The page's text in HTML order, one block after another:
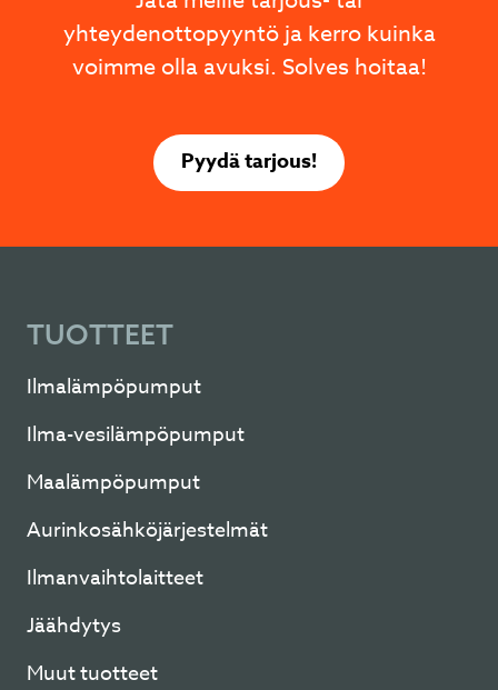
yhteydenottopyyntö ja kerro kuinka
voimme olla avuksi. Solves hoitaa!
Pyydä tarjous!
TUOTTEET
Ilmalämpöpumput
Ilma-vesilämpöpumput
Maalämpöpumput
Aurinkosähköjärjestelmät
Ilmanvaihtolaitteet
Jäähdytys
Muut tuotteet